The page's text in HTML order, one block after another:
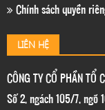
Chính sách quyền
LIÊN HỆ
CÔNG TY CỔ PHẦN TỔ
Số 2, ngách 105/7,